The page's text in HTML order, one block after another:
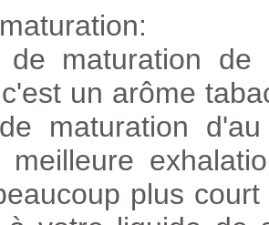
de maturation
un arôme
maturation
meilleure
plus